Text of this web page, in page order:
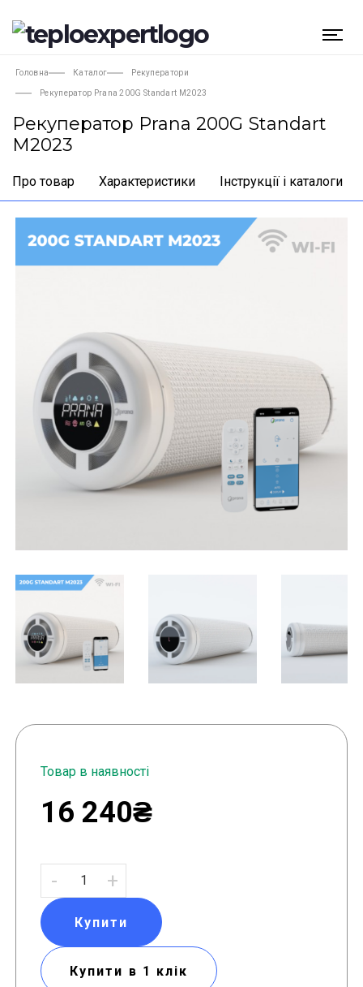
Головна Каталог Рекуператори
Рекуператор Prana 200G Standart M2023
Рекуператор Prana 200G Standart
M2023
Про товар Характеристики Інструкції і каталоги
Товар в наявності
16 240₴
- +
Купити
Купити в 1 клік